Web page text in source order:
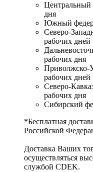
Центральный
дня
Южный
Северо-
рабочих дней
рабочих дня
Приволжско-
рабочих дней
Северо-
рабочих дня
Сибирский
*Бесплатная
Российской
Доставка Ваших
осуществляться
службой CDEK.